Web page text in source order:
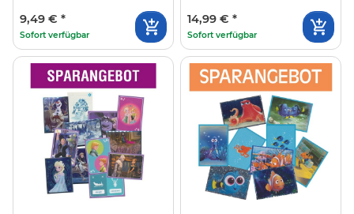
9,49 € *
Sofort verfügbar
14,99 € *
Sofort verfügbar